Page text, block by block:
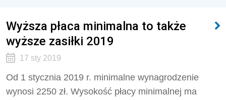
Wyższa płaca minimalna to także
wyższe zasiłki 2019
17 sty 2019
Od 1 stycznia 2019 r. minimalne wynagrodzenie
wynosi 2250 zł. Wysokość płacy minimalnej ma